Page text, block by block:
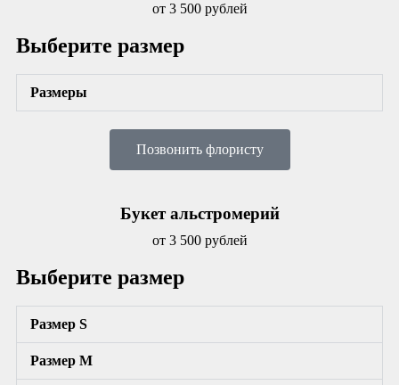
от 3 500 рублей
Выберите размер
Размеры
Позвонить флористу
Букет альстромерий
от 3 500 рублей
Выберите размер
Размер S
Размер М